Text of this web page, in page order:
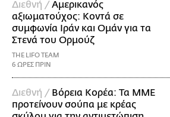
Διεθνή /Αμερικανός
αξιωματούχος: Κοντά σε
συμφωνία Ιράν και Ομάν για τα
Στενά του Ορμούζ
THE LIFO TEAM
6 ΩΡΕΣ ΠΡΙΝ
Διεθνή / Βόρεια Κορέα: Τα ΜΜΕ
προτείνουν σούπα με κρέας